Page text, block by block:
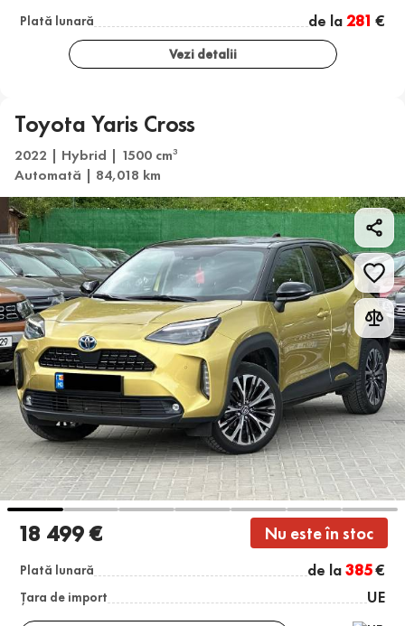
Plată lunară de la281 €
Vezi detalii
Toyota Yaris Cross
2022 | Hybrid | 1500 cm3
Automată | 84,018 km
18 499 € Nu este în stoc
Plată lunară de la385€
Țara de import UE